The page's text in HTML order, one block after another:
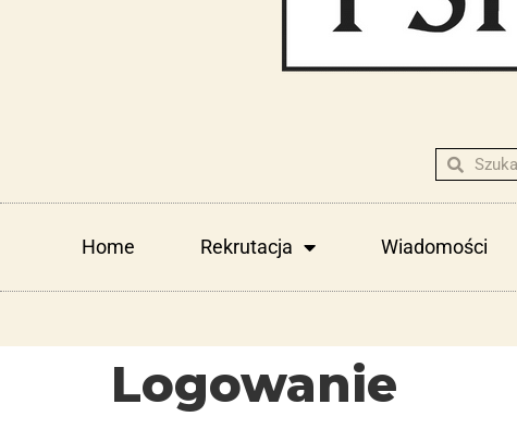
Home Rekrutacja Wiadomości
Logowanie